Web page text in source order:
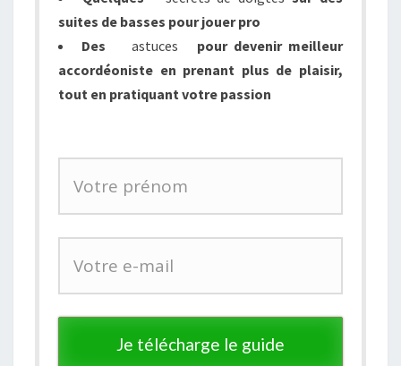
suites de basses pourjouerpro
Des astuces
pour devenir meilleur
accordéoniste en prenant plus de plaisir,
tout en pratiquant votre passion
Je télécharge le guide